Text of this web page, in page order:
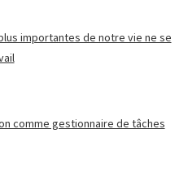
importantes de notre vie ne se
comme gestionnaire de tâches